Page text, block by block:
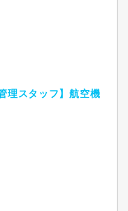
理スタッフ】航空機